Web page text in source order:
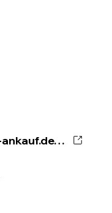
🔵 https://sondermetalle-ankauf.de/metallanalyse-materialbewertung